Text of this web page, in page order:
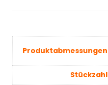
Produktabmessungen
Stückzahl